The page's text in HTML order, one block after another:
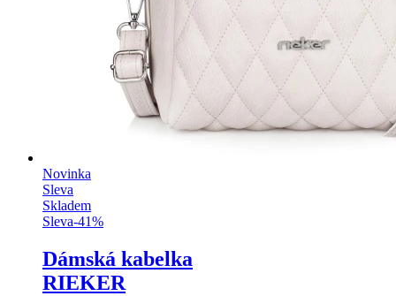
Novinka
Sleva
Skladem
Sleva-41%
Dámská kabelka
RIEKER